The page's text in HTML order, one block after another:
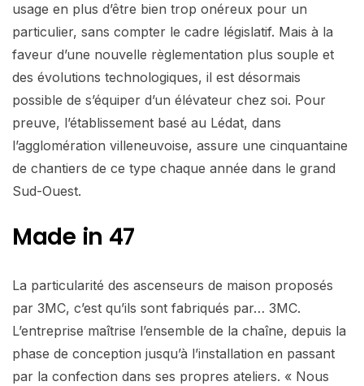
usage en plus d’être bien trop onéreux pour un
particulier, sans compter le cadre législatif. Mais à la
faveur d’une nouvelle règlementation plus souple et
des évolutions technologiques, il est désormais
possible de s’équiper d’un élévateur chez soi. Pour
preuve, l’établissement basé au Lédat, dans
l’agglomération villeneuvoise, assure une cinquantaine
de chantiers de ce type chaque année dans le grand
Sud-Ouest.
Made in 47
La particularité des ascenseurs de maison proposés
par 3MC, c’est qu’ils sont fabriqués par… 3MC.
L’entreprise maîtrise l’ensemble de la chaîne, depuis la
phase de conception jusqu’à l’installation en passant
par la confection dans ses propres ateliers. « Nous